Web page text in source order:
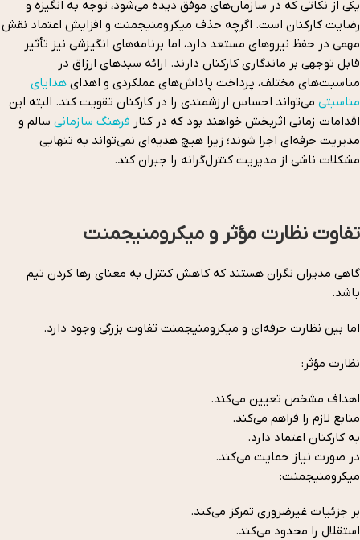
یکی از نکاتی که در سازمان‌های موفق دیده می‌شود، توجه به انگیزه و
رضایت کارکنان است. اگرچه حذف میکرومنیجمنت و افزایش اعتماد نقش
مهمی در حفظ نیروهای مستعد دارد، اما برنامه‌های انگیزشی نیز تأثیر
قابل توجهی بر ماندگاری کارکنان دارند. ارائه سبدهای ارزاق در
مناسبت‌های مختلف، پرداخت پاداش‌های عملکردی و اهدای هدایای
مناسبتی می‌تواند احساس ارزشمندی را در کارکنان تقویت کند. البته این
اقدامات زمانی اثربخش خواهند بود که در کنار فرهنگ سازمانی سالم و
مدیریت حرفه‌ای اجرا شوند؛ زیرا هیچ هدیه‌ای نمی‌تواند به تنهایی
مشکلات ناشی از مدیریت کنترل‌گرانه را جبران کند.
تفاوت نظارت مؤثر و میکرومنیجمنت
گاهی مدیران نگران هستند که کاهش کنترل به معنای رها کردن تیم
باشد.
اما بین نظارت حرفه‌ای و میکرومنیجمنت تفاوت بزرگی وجود دارد.
نظارت مؤثر:
اهداف مشخص تعیین می‌کند.
منابع لازم را فراهم می‌کند.
به کارکنان اعتماد دارد.
در صورت نیاز حمایت می‌کند.
میکرومنیجمنت:
بر جزئیات غیرضروری تمرکز می‌کند.
استقلال را محدود می‌کند.